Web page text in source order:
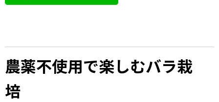
農薬不使用で楽しむバラ栽
培